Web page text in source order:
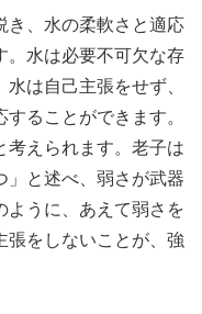
き、水の柔軟さと適応
。水は必要不可欠な存
は自己主張をせず、
ることができます。
考えられます。老子は
」と述べ、弱さが武器
ように、あえて弱さを
張をしないことが、強